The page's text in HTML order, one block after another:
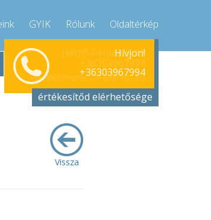
GYIK Rólunk Oldaltérkép
Hétfő-Péntek 9-17
+36303967994
info@compressor-express.hu
értékesítőd elérhetősége
Vissza